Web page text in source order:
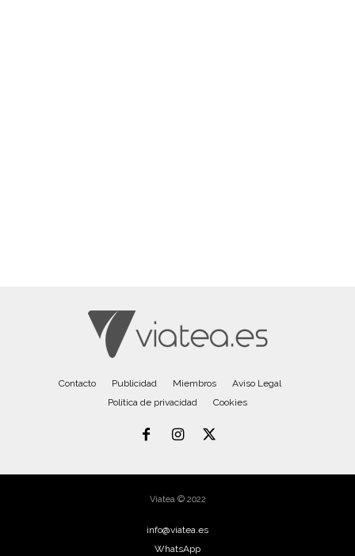
Contacto Publicidad Miembros
Aviso Legal
Política de privacidad
Cookies
Viatea © 2022
info@viatea.es
WhatsApp